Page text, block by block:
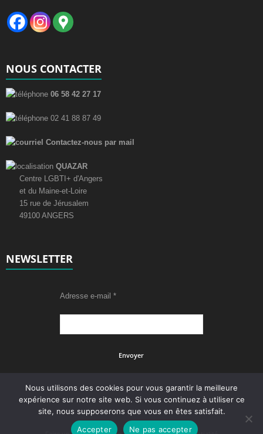
NOUS CONTACTER
06 58 42 27 17
02 41 88 87 49
Contactez-nous par mail
QUAZAR
Centre LGBTI+ d'Angers
et du Maine-et-Loire
15 rue de Jérusalem
49100 ANGERS
NEWSLETTER
Adresse e-mail *
Nous utilisons des cookies pour vous garantir la meilleure
expérience sur notre site web. Si vous continuez à utiliser ce
site, nous supposerons que vous en êtes satisfait.
Accepter
Ne pas accepter